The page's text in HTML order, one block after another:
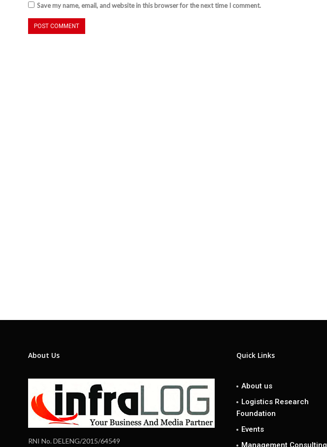
Save my name, email, and website in this browser for the next time I comment.
About Us
RNI No. DELENG/2015/64549
Quick Links
About us
Logistics Research
Foundation
Events
Management Consulting